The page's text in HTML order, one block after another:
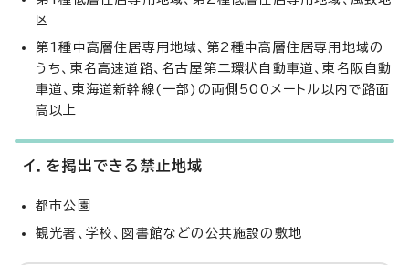
区
第1種中高層住居専用地域、第2種中高層住居専用地域の
うち、東名高速道路、名古屋第二環状自動車道、東名阪自動
車道、東海道新幹線(一部)の両側500メートル以内で路面
高以上
イ．を掲出できる禁止地域
都市公園
観光署、学校、図書館などの公共施設の敷地